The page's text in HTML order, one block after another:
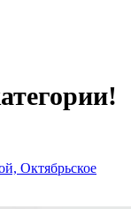
Октябрьское